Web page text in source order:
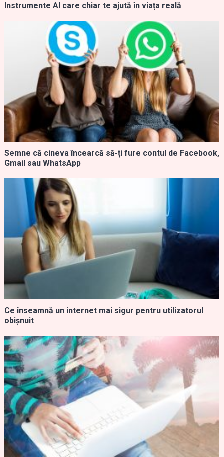
Instrumente AI care chiar te ajută în viața reală
Semne că cineva încearcă să-ți fure contul de Facebook,
Gmail sau WhatsApp
Ce înseamnă un internet mai sigur pentru utilizatorul
obișnuit